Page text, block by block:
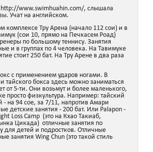
www.swimhuahin.com/, слышала
Учат на английском.
комплексе Тру Арена (начало 112 сои) и в
(сои 10, прямо на Печкасем Роад)
по большому теннису. Занятия
и в группах по 4 человека. На Тавимуке
стоит 250 бат. На Тру Арене в два раза
с применением ударов ногами. В
тайского бокса здесь можно заниматься
от 5-ти. Они возьмут и более маленького,
просто физкультура. Например: тайский
- на 94 сое, за 7/11, напротив Амари
детские занятия - 200 бат. Или Palapon -
Loss Camp (это на Кхао Такиаб,
Цикада) отличные занятия по
для детей и подростков. Отличные
занятия Wing Chun (это такой стиль